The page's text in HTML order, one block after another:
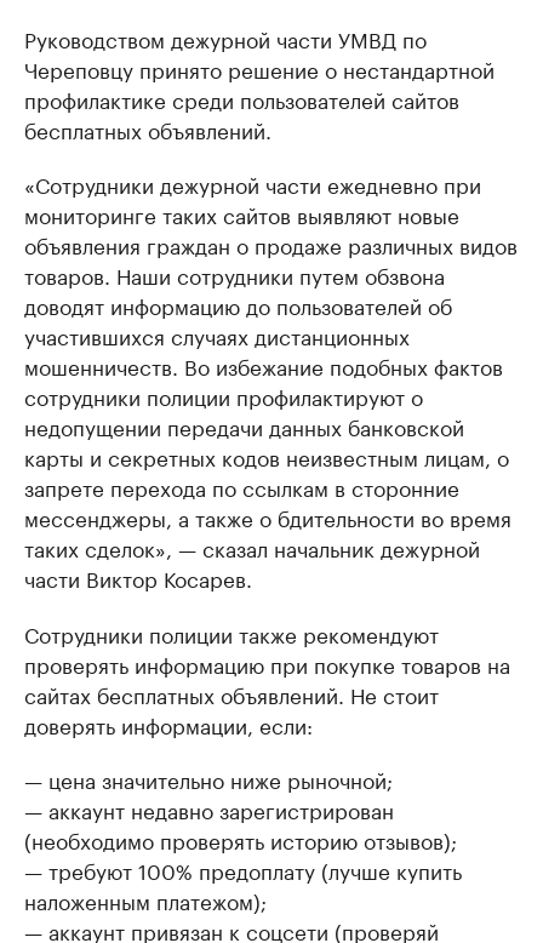
Руководством дежурной части УМВД по
Череповцу принято решение о нестандартной
профилактике среди пользователей сайтов
бесплатных объявлений.
«Сотрудники дежурной части ежедневно при
мониторинге таких сайтов выявляют новые
объявления граждан о продаже различных видов
товаров. Наши сотрудники путем обзвона
доводят информацию до пользователей об
участившихся случаях дистанционных
мошенничеств. Во избежание подобных фактов
сотрудники полиции профилактируют о
недопущении передачи данных банковской
карты и секретных кодов неизвестным лицам, о
запрете перехода по ссылкам в сторонние
мессенджеры, а также о бдительности во время
таких сделок», — сказал начальник дежурной
части Виктор Косарев.
Сотрудники полиции также рекомендуют
проверять информацию при покупке товаров на
сайтах бесплатных объявлений. Не стоит
доверять информации, если:
— цена значительно ниже рыночной;
— аккаунт недавно зарегистрирован
(необходимо проверять историю отзывов);
— требуют 100% предоплату (лучше купить
наложенным платежом);
— аккаунт привязан к соцсети (проверяй